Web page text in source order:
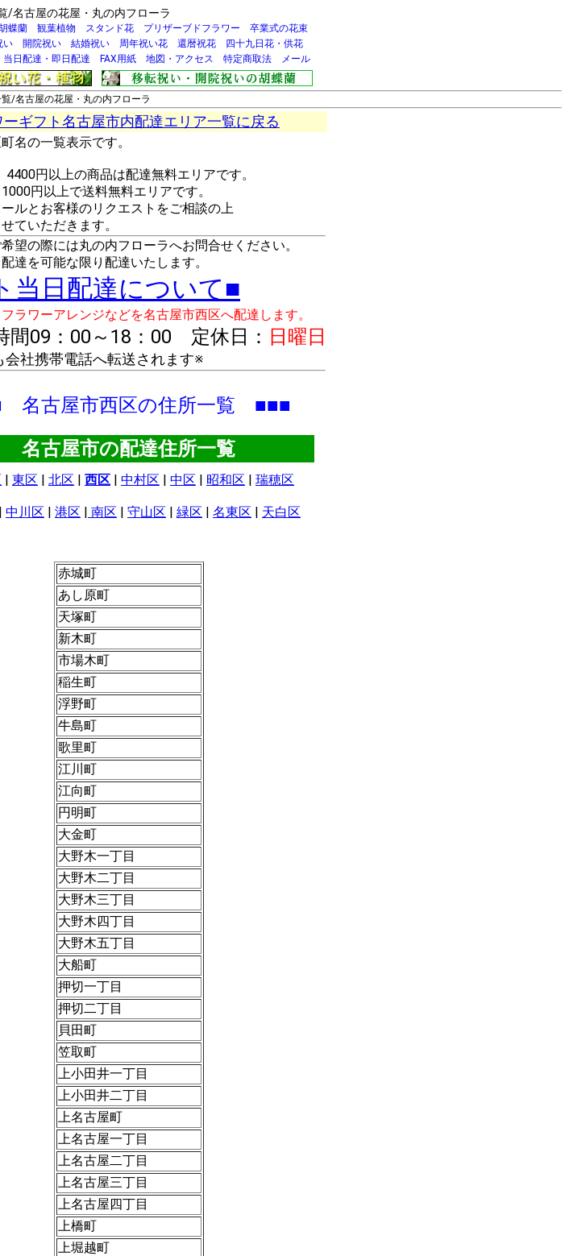
/名古屋の花屋・丸の内フローラ
蝶蘭 観葉植物 スタンド花 プリザーブドフラワー
卒業式の花束
い 開院祝い 結婚祝い 周年祝い花 還暦祝花
四十九日花・供花
当日配達・即日配達 FAX用紙 地図・アクセス 特定商取法 メール
/名古屋の花屋・丸の内フローラ
ーギフト名古屋市内配達エリア一覧に戻る
名の一覧表示です。
円以上の商品は配達無料エリアです。
円以上で送料無料エリアです。
ルとお客様のリクエストをご相談の上
ていただきます。
望の際には丸の内フローラへお問合せください。
達を可能な限り配達いたします。
当日配達について■
ラワーアレンジなどを名古屋市西区へ配達します。
09：00～18：00 定休日： 日曜日
社携帯電話へ転送されます※
名古屋市西区の住所一覧 ■■■
名古屋市の配達住所一覧
| 東区 | 北区 | 西区 | 中村区 | 中区 | 昭和区 | 瑞穂区
| 中川区 | 港区 | 南区 | 守山区 | 緑区 | 名東区 | 天白区
赤城町
あし原町
天塚町
新木町
市場木町
稲生町
浮野町
牛島町
歌里町
江川町
江向町
円明町
大金町
大野木一丁目
大野木二丁目
大野木三丁目
大野木四丁目
大野木五丁目
大船町
押切一丁目
押切二丁目
貝田町
笠取町
上小田井一丁目
上小田井二丁目
上名古屋町
上名古屋一丁目
上名古屋二丁目
上名古屋三丁目
上名古屋四丁目
上橋町
上堀越町